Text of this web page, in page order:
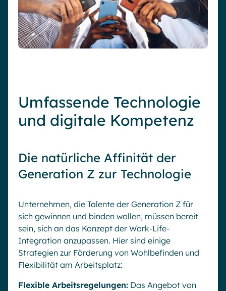
Umfassende Technologie
und digitale Kompetenz
Die natürliche Affinität der
Generation Z zur Technologie
Unternehmen, die Talente der Generation Z für
sich gewinnen und binden wollen, müssen bereit
sein, sich an das Konzept der Work-Life-
Integration anzupassen. Hier sind einige
Strategien zur Förderung von Wohlbefinden und
Flexibilität am Arbeitsplatz:
Flexible Arbeitsregelungen: Das Angebot von